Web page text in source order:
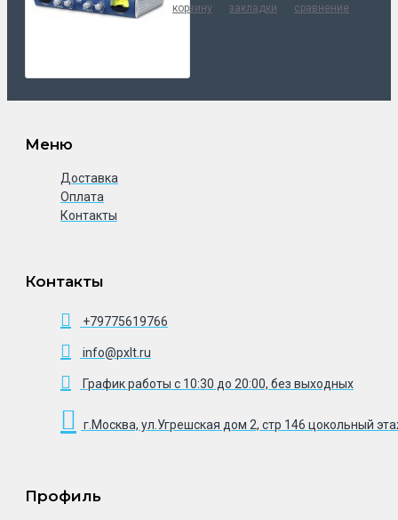
корзину
закладки
сравнение
Меню
Доставка
Оплата
Контакты
Контакты
+79775619766
info@pxlt.ru
График работы с 10:30 до 20:00, без выходных
г.Москва, ул.Угрешская дом 2, стр 146 цокольный
Профиль